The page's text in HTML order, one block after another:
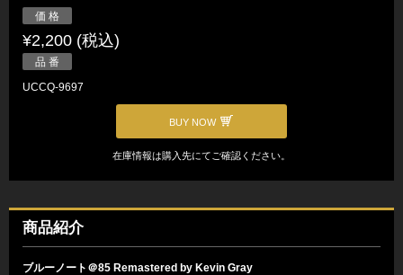
価 格
¥2,200 (税込)
品 番
UCCQ-9697
BUY NOW
在庫情報は購入先にてご確認ください。
商品紹介
ブルーノート＠85 Remastered by Kevin Gray